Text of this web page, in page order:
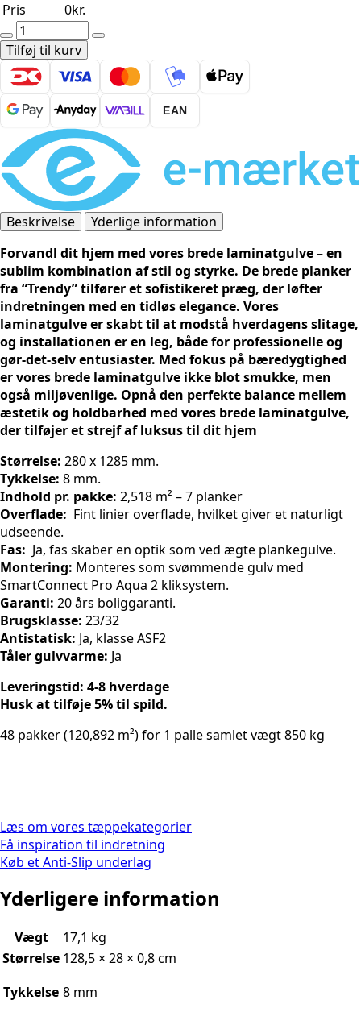
Pris
0kr.
Trendy
Laminat
-
Eg
Art
Deco
(2,58
m²)
antal
Tilføj til kurv
EAN
Beskrivelse
Yderlige information
Forvandl dit hjem med vores brede laminatgulve – en
sublim kombination af stil og styrke. De brede planker
fra “Trendy” tilfører et sofistikeret præg, der løfter
indretningen med en tidløs elegance. Vores
laminatgulve er skabt til at modstå hverdagens slitage,
og installationen er en leg, både for professionelle og
gør-det-selv entusiaster. Med fokus på bæredygtighed
er vores brede laminatgulve ikke blot smukke, men
også miljøvenlige. Opnå den perfekte balance mellem
æstetik og holdbarhed med vores brede laminatgulve,
der tilføjer et strejf af luksus til dit hjem
Størrelse: 280 x 1285 mm.
Tykkelse: 8 mm.
Indhold pr. pakke: 2,518 m² – 7 planker
Overflade: Fint linier overflade, hvilket giver et naturligt
udseende.
Fas: Ja, fas skaber en optik som ved ægte plankegulve.
Montering: Monteres som svømmende gulv med
SmartConnect Pro Aqua 2 kliksystem.
Garanti: 20 års boliggaranti.
Brugsklasse: 23/32
Antistatisk: Ja, klasse ASF2
Tåler gulvvarme: Ja
Leveringstid: 4-8 hverdage
Husk at tilføje 5% til spild.
48 pakker (120,892 m²) for 1 palle samlet vægt 850 kg
Læs om vores tæppekategorier
Få inspiration til indretning
Køb et Anti-Slip underlag
Yderligere information
Vægt
17,1 kg
Størrelse 128,5 × 28 × 0,8 cm
Tykkelse 8 mm